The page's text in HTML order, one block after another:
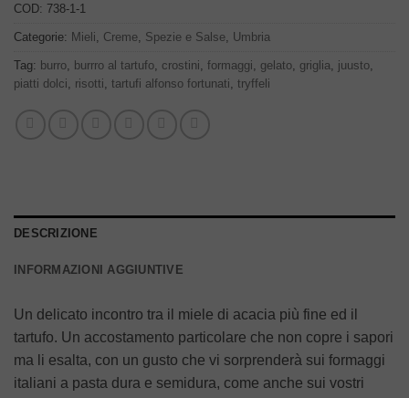
COD: 738-1-1
Categorie: Mieli Creme Spezie e Salse Umbria
Tag: burro burrro al tartufo crostini formaggi gelato griglia juusto
piatti dolci
risotti tartufi alfonso fortunati tryffeli
DESCRIZIONE
INFORMAZIONI AGGIUNTIVE
Un delicato incontro tra il miele di acacia più fine ed il
tartufo. Un accostamento particolare che non copre i sapori
ma li esalta, con un gusto che vi sorprenderà sui formaggi
italiani a pasta dura e semidura, come anche sui vostri